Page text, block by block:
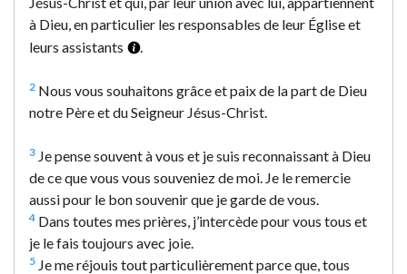
à Dieu, en particulier les responsables de leur Église et
leurs assistants
.
2 Nous vous souhaitons grâce et paix de la part de Dieu
notre Père et du Seigneur Jésus-Christ.
3 Je pense souvent à vous et je suis reconnaissant à Dieu
de ce que vous vous souveniez de moi. Je le remercie
aussi pour le bon souvenir que je garde de vous.
4 Dans toutes mes prières, j’intercède pour vous tous et
je le fais toujours avec joie.
5 Je me réjouis tout particulièrement parce que, tous